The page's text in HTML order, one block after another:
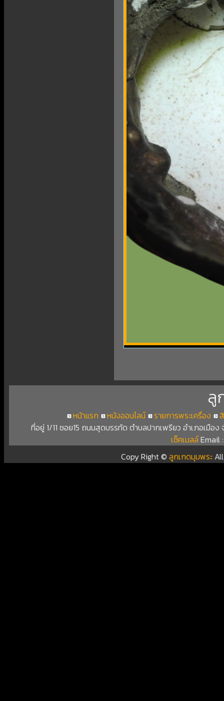
ลู
หน้าแรก หนังออนไลน์ รายการพระเครื่อง
ที่อยู่ 1/11 ซอย15 ถนนสุดบรรทัด ตำบลปากเพรียว อำเภอเมือ
เช็คเมลล์Email
Copy Right ©ลูกเกดมุมพระ